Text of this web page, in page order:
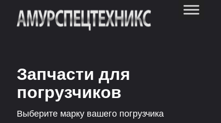
Запчасти для
погрузчиков
Выберите марку вашего погрузчика